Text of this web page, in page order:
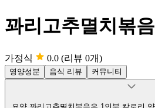
꽈리고추멸치볶음
가정식 0.0 (리뷰 0개)
영양성분 음식 리뷰 커뮤니티